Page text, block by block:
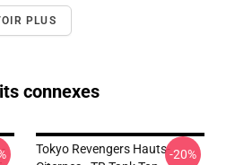
PLUS
connexes
Tokyo Revengers Hauts--20%